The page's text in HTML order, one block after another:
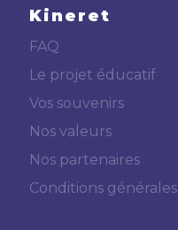
Kineret
FAQ
Le projet éducatif
Vos souvenirs
Nos valeurs
Nos partenaires
Conditions générales